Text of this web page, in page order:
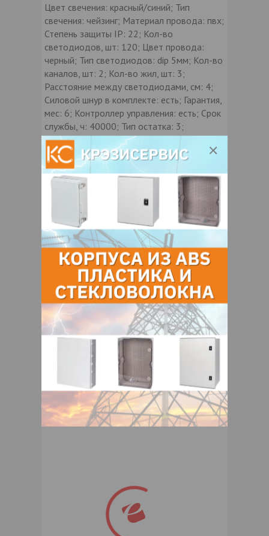
Цвет свечения: красный/синий; Тип
свечения: чейзинг; Материал провода: пвх;
Степень защиты IP: 22; Кол-во
светодиодов, шт: 120; Цвет провода:
черный; Тип светодиодов: dip 5мм; Кол-во
каналов, шт: 2; Кол-во жил, шт: 3;
Расстояние между светодиодами, см: 4;
Силовой шнур в комплекте: есть; Гарантия,
мес: 6; Контроллер управления: есть; Срок
службы, ч: 40000; Тип остатка: 3;
Количество программ: 8; Кол-во
соединений в линию, шт: нет; Толщина
проводаММ: 1,5; Напряжение, V: 220;
Длина гирлянды: 5; Мощность, Вт: 8
Оставьте электронный заказ с помощью
кнопки "Заказать" и мы подберем для
Вас подходящую компанию
поставщика.